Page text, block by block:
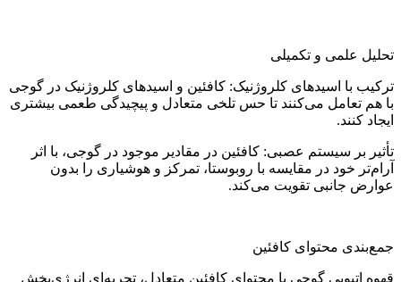
تحلیل علمی و تکمیلی
ترکیب با اسیدهای کلروژنیک: کافئین و اسیدهای کلروژنیک در گوجی
با هم تعامل می‌کنند تا حس تلخی متعادل و پیچیدگی طعمی بیشتری
ایجاد کنند.
تأثیر بر سیستم عصبی: کافئین در مقادیر موجود در گوجی، با اثر
آرام‌تر خود در مقایسه با روبوستا، تمرکز و هوشیاری را بدون
عوارض جانبی تقویت می‌کند.
جمع‌بندی محتوای کافئین
قهوه اتیوپی گوجی با محتوای کافئین متعادل، تجربه‌ای انرژی‌بخش